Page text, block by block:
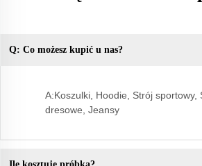
Q: Co możesz kupić u nas?
A:Koszulki, Hoodie, Strój sportowy,
dresowe, Jeansy